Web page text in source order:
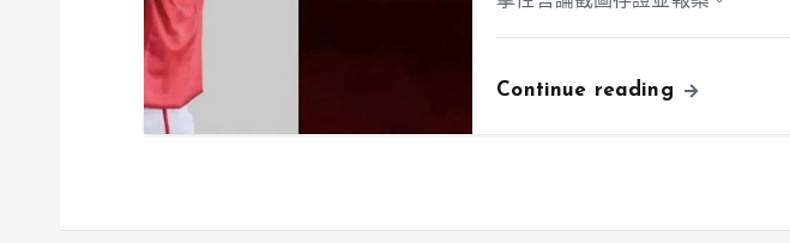
Continue reading